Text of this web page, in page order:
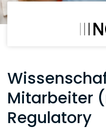
Mitarbeiter
Regulatory